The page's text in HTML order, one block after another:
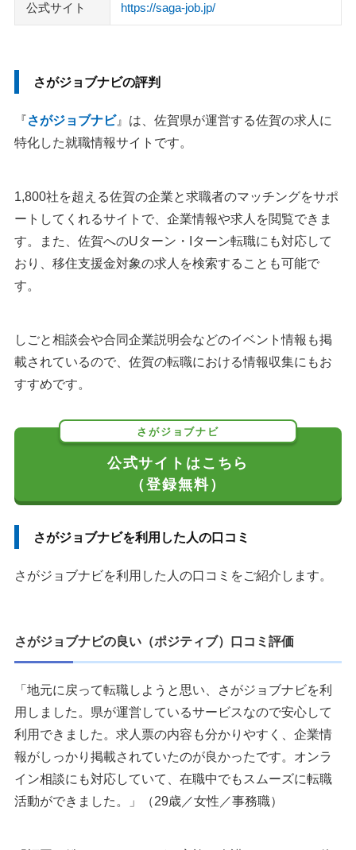
公式サイト https://saga-job.jp/
さがジョブナビの評判
『さがジョブナビ』は、佐賀県が運営する佐賀の求人に
特化した就職情報サイトです。
1,800社を超える佐賀の企業と求職者のマッチングをサポ
ートしてくれるサイトで、企業情報や求人を閲覧できま
す。また、佐賀へのUターン・Iターン転職にも対応して
おり、移住支援金対象の求人を検索することも可能で
す。
しごと相談会や合同企業説明会などのイベント情報も掲
載されているので、佐賀の転職における情報収集にもお
すすめです。
さがジョブナビ
公式サイトはこちら
（登録無料）
さがジョブナビを利用した人の口コミ
さがジョブナビを利用した人の口コミをご紹介します。
さがジョブナビの良い（ポジティブ）口コミ評価
「地元に戻って転職しようと思い、さがジョブナビを利
用しました。県が運営しているサービスなので安心して
利用できました。求人票の内容も分かりやすく、企業情
報がしっかり掲載されていたのが良かったです。オンラ
イン相談にも対応していて、在職中でもスムーズに転職
活動ができました。」（29歳／女性／事務職）